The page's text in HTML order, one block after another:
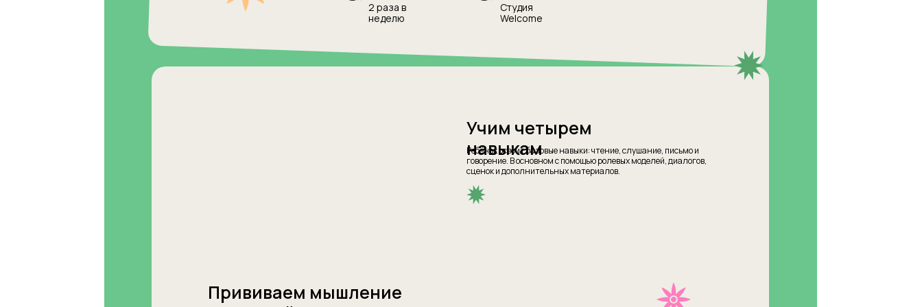
Учим четырем
навыкам
Ребёнок освоит базовые навыки: чтение, слушание, письмо и
говорение. В основном с помощью ролевых моделей, диалогов,
сценок и дополнительных материалов.
Прививаем мышление
2 раза в
неделю
Студия
Welcome